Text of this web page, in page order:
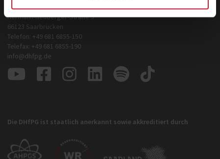
Zentrale
Hermann-Neuberger-Straße 3
66123 Saarbrücken
Telefon: +49 681 6855-150
Telefax: +49 681 6855-190
info@dhfpg.de
Die DHfPG ist staatlich anerkannt sowie akkreditiert durch